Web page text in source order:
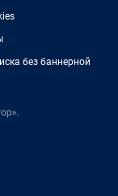
без баннерной